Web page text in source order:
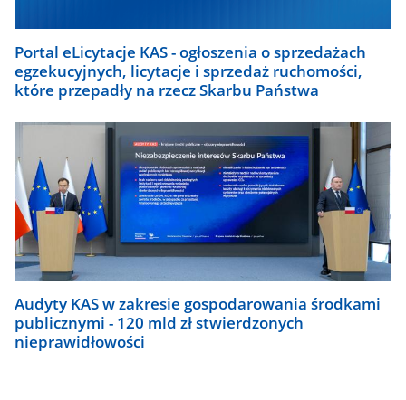
Portal eLicytacje KAS - ogłoszenia o sprzedażach
egzekucyjnych, licytacje i sprzedaż ruchomości,
które przepadły na rzecz Skarbu Państwa
Audyty KAS w zakresie gospodarowania środkami
publicznymi - 120 mld zł stwierdzonych
nieprawidłowości